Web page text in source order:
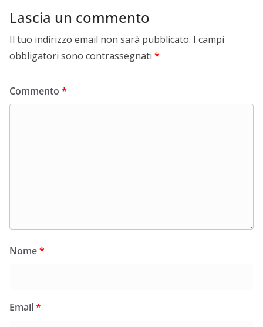
Lascia un commento
Il tuo indirizzo email non sarà pubblicato. I campi
obbligatori sono contrassegnati *
Commento *
Nome*
Email*